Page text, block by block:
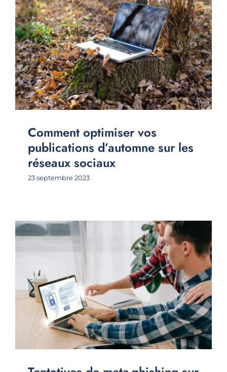
Comment optimiser vos
publications d’automne sur les
réseaux sociaux
23 septembre 2023